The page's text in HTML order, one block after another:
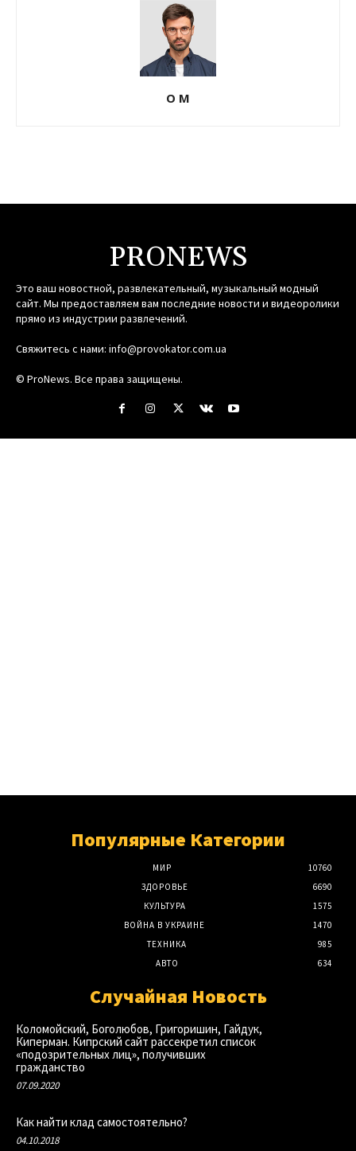
О М
PRONEWS
Это ваш новостной, развлекательный, музыкальный модный
сайт. Мы предоставляем вам последние новости и видеоролики
прямо из индустрии развлечений.
Свяжитесь с нами: info@provokator.com.ua
© ProNews. Все права защищены.
Популярные Категории
МИР
10760
ЗДОРОВЬЕ
6690
КУЛЬТУРА
1575
ВОЙНА В УКРАИНЕ
1470
ТЕХНИКА
985
АВТО
634
Случайная Новость
Коломойский, Боголюбов, Григоришин, Гайдук,
Киперман. Кипрский сайт рассекретил список
«подозрительных лиц», получивших
гражданство
07.09.2020
Как найти клад самостоятельно?
04.10.2018